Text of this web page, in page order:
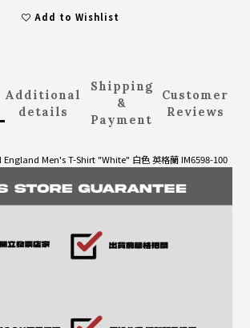
Add to Wishlist
Additional
details
Shipping
&
Payment
Customer
Reviews
Men's T-Shirt "White" 白色 英格蘭 IM6598-100